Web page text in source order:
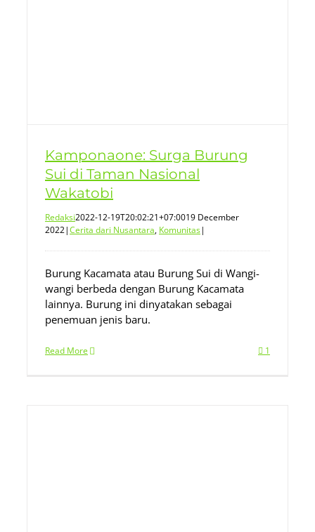
Kamponaone: Surga Burung
Sui di Taman Nasional
Wakatobi
Redaksi2022-12-19T20:02:21+07:0019 December
2022|Cerita dari Nusantara, Komunitas|
Burung Kacamata atau Burung Sui di Wangi-
wangi berbeda dengan Burung Kacamata
lainnya. Burung ini dinyatakan sebagai
penemuan jenis baru.
Read More 1